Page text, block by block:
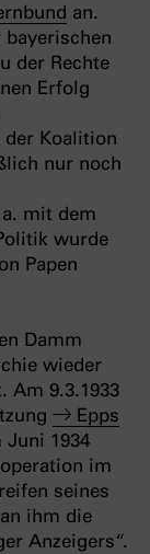
an.
der Rechte
Erfolg
der Koalition
nur noch
mit dem
wurde
Papen
Damm
wieder
Am 9.3.1933
Epps
1934
im
seines
ihm die
Anzeigers“.